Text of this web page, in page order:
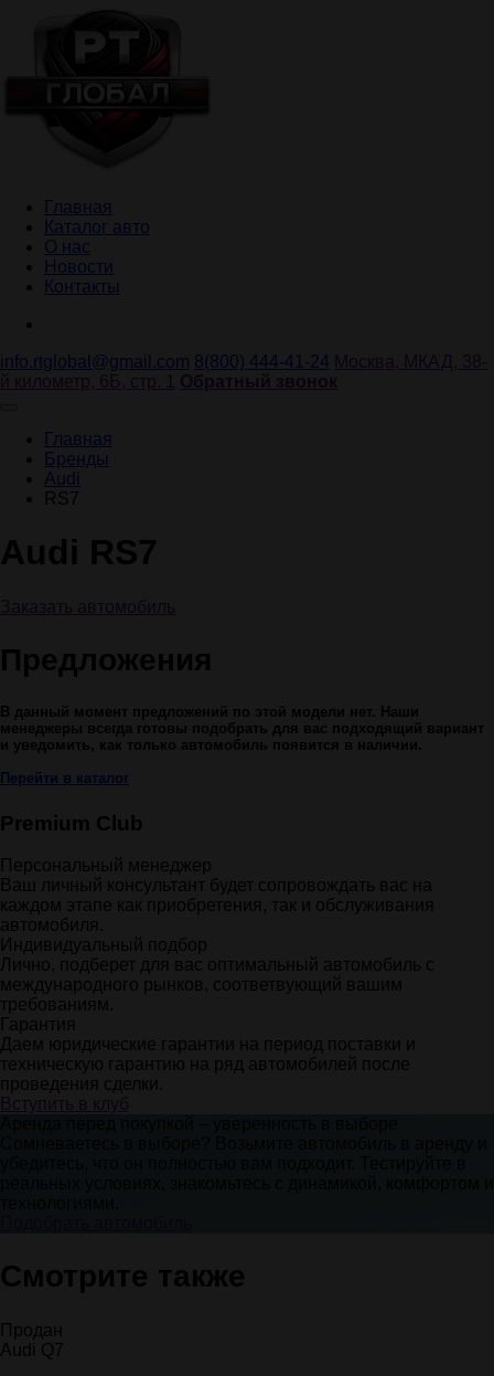
Главная
Каталог авто
О нас
Новости
Контакты
info.rtglobal@gmail.com 8(800) 444-41-24
Главная
Бренды
Audi
RS7
Audi RS7
Предложения
В данный момент предложений по этой модели нет. Наши
менеджеры всегда готовы подобрать для вас подходящий вариант
и уведомить, как только автомобиль появится в наличии.
Перейти в каталог
Premium Club
Персональный менеджер
Ваш личный консультант будет сопровождать вас на
каждом этапе как приобретения, так и обслуживания
автомобиля.
Индивидуальный подбор
Лично, подберет для вас оптимальный автомобиль с
международного рынков, соответвующий вашим
требованиям.
Гарантия
Даем юридические гарантии на период поставки и
техническую гарантию на ряд автомобилей после
проведения сделки.
Смотрите также
Продан
Audi Q7